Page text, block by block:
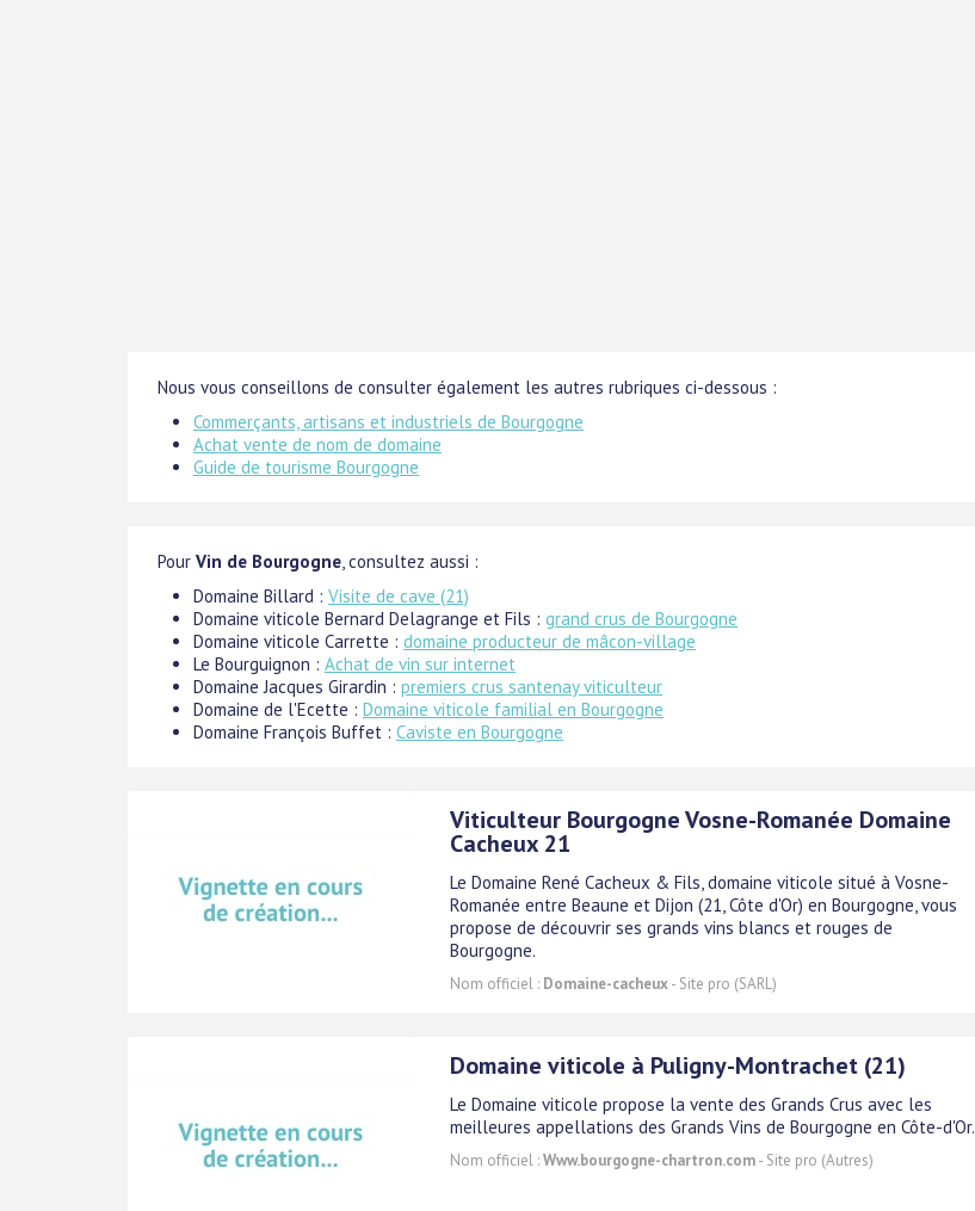
Nous vous conseillons de consulter également les autres rubriques ci-dessous :
Commerçants, artisans et industriels de Bourgogne
Achat vente de nom de domaine
Guide de tourisme Bourgogne
Pour Vin de Bourgogne, consultez aussi :
Domaine Billard : Visite de cave (21)
Domaine viticole Bernard Delagrange et Fils : grand crus de Bourgogne
Domaine viticole Carrette : domaine producteur de mâcon-village
Le Bourguignon : Achat de vin sur internet
Domaine Jacques Girardin : premiers crus santenay viticulteur
Domaine de l'Ecette : Domaine viticole familial en Bourgogne
Domaine François Buffet : Caviste en Bourgogne
Viticulteur Bourgogne Vosne-Romanée Domaine
Cacheux 21
Le Domaine René Cacheux & Fils, domaine viticole situé à Vosne-
Romanée entre Beaune et Dijon (21, Côte d'Or) en Bourgogne, vous
propose de découvrir ses grands vins blancs et rouges de
Bourgogne.
Nom officiel : Domaine-cacheux- Site pro (SARL)
Domaine viticole à Puligny-Montrachet (21)
Le Domaine viticole propose la vente des Grands Crus avec les
meilleures appellations des Grands Vins de Bourgogne en Côte-d'Or.
Nom officiel :Www.bourgogne-chartron.com- Site pro (Autres)